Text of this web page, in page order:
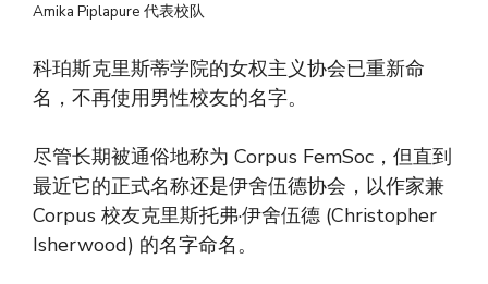
Amika Piplapure 代表校队
科珀斯克里斯蒂学院的女权主义协会已重新命
名，不再使用男性校友的名字。
尽管长期被通俗地称为 Corpus FemSoc，但直到
最近它的正式名称还是伊舍伍德协会，以作家兼
Corpus 校友克里斯托弗·伊舍伍德 (Christopher
Isherwood) 的名字命名。